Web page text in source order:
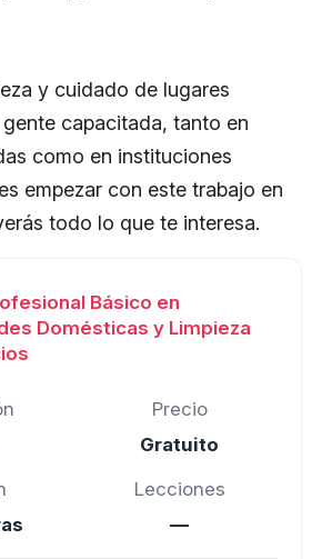
y cuidado de lugares
capacitada, tanto en
como en instituciones
empezar con este trabajo en
todo lo que te interesa.
Básico en
Domésticas y Limpieza
Precio
Gratuito
Lecciones
—